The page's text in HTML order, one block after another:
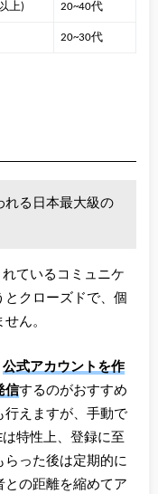
上) 20~40代
20~30代
れる日本最大級の
ているコミュニケ
クローズドで、個
ん。
公式アカウントを作
信するのがおすすめ
行えますが、手動で
特性上、登録に至
らった後は定期的に
との距離を縮めてア